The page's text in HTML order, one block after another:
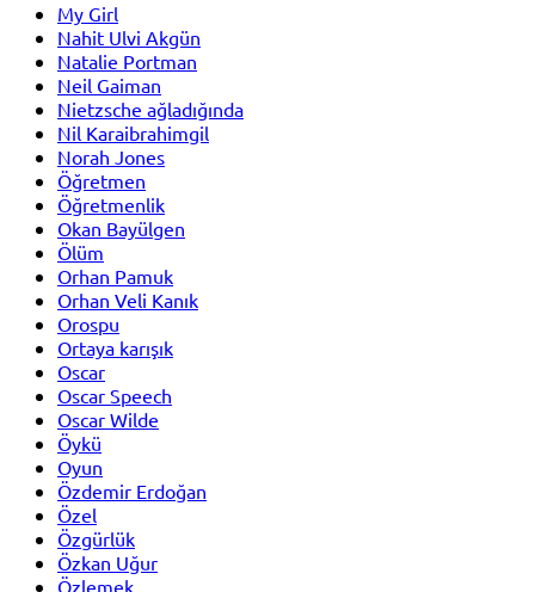
My Girl
Nahit Ulvi Akgün
Natalie Portman
Neil Gaiman
Nietzsche ağladığında
Nil Karaibrahimgil
Norah Jones
Öğretmen
Öğretmenlik
Okan Bayülgen
Ölüm
Orhan Pamuk
Orhan Veli Kanık
Orospu
Ortaya karışık
Oscar
Oscar Speech
Oscar Wilde
Öykü
Oyun
Özdemir Erdoğan
Özel
Özgürlük
Özkan Uğur
Özlemek